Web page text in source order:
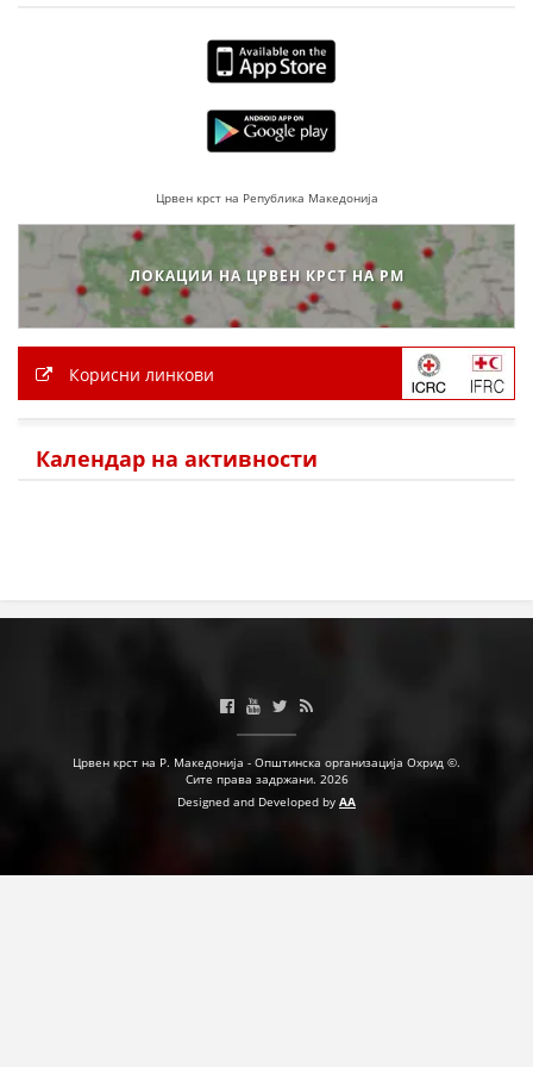
ПРИРАЧНИЦИ
СТРАТЕГИИ
БРОШУРИ
ПОСТЕРИ
ПРЕЗЕНТАЦИИ
Црвен крст на Република Македонија
ЛОКАЦИИ НА ЦРВЕН КРСТ НА РМ
Корисни линкови
Календар на активности
Црвен крст на Р. Македонија - Општинска организација Охрид ©.
Сите права задржани. 2026
Designed and Developed by AA